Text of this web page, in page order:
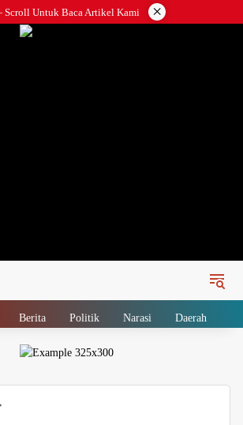
Untuk Baca Artikel Kami ×
Berita Politik Narasi Daerah